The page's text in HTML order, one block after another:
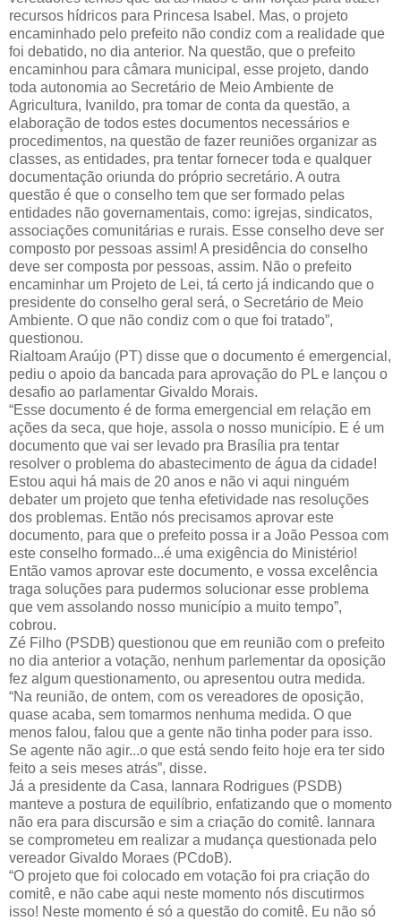
recursos hídricos para Princesa Isabel. Mas, o projeto
encaminhado pelo prefeito não condiz com a realidade que
foi debatido, no dia anterior. Na questão, que o prefeito
encaminhou para câmara municipal, esse projeto, dando
toda autonomia ao Secretário de Meio Ambiente de
Agricultura, Ivanildo, pra tomar de conta da questão, a
elaboração de todos estes documentos necessários e
procedimentos, na questão de fazer reuniões organizar as
classes, as entidades, pra tentar fornecer toda e qualquer
documentação oriunda do próprio secretário. A outra
questão é que o conselho tem que ser formado pelas
entidades não governamentais, como: igrejas, sindicatos,
associações comunitárias e rurais. Esse conselho deve ser
composto por pessoas assim! A presidência do conselho
deve ser composta por pessoas, assim. Não o prefeito
encaminhar um Projeto de Lei, tá certo já indicando que o
presidente do conselho geral será, o Secretário de Meio
Ambiente. O que não condiz com o que foi tratado”,
questionou.
Rialtoam Araújo (PT) disse que o documento é emergencial,
pediu o apoio da bancada para aprovação do PL e lançou o
desafio ao parlamentar Givaldo Morais.
“Esse documento é de forma emergencial em relação em
ações da seca, que hoje, assola o nosso município. E é um
documento que vai ser levado pra Brasília pra tentar
resolver o problema do abastecimento de água da cidade!
Estou aqui há mais de 20 anos e não vi aqui ninguém
debater um projeto que tenha efetividade nas resoluções
dos problemas. Então nós precisamos aprovar este
documento, para que o prefeito possa ir a João Pessoa com
este conselho formado...é uma exigência do Ministério!
Então vamos aprovar este documento, e vossa excelência
traga soluções para pudermos solucionar esse problema
que vem assolando nosso município a muito tempo”,
cobrou.
Zé Filho (PSDB) questionou que em reunião com o prefeito
no dia anterior a votação, nenhum parlementar da oposição
fez algum questionamento, ou apresentou outra medida.
“Na reunião, de ontem, com os vereadores de oposição,
quase acaba, sem tomarmos nenhuma medida. O que
menos falou, falou que a gente não tinha poder para isso.
Se agente não agir...o que está sendo feito hoje era ter sido
feito a seis meses atrás”, disse.
Já a presidente da Casa, Iannara Rodrigues (PSDB)
manteve a postura de equilíbrio, enfatizando que o momento
não era para discursão e sim a criação do comitê. Iannara
se comprometeu em realizar a mudança questionada pelo
vereador Givaldo Moraes (PCdoB).
“O projeto que foi colocado em votação foi pra criação do
comitê, e não cabe aqui neste momento nós discutirmos
isso! Neste momento é só a questão do comitê. Eu não só